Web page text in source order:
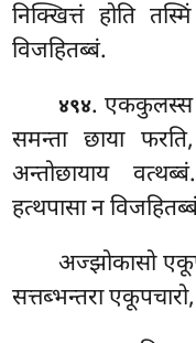
निक्खित्तं होति
विजहितब्बं.
४९४.
समन्ता छाया फरति,
अन्तोछायाय
हत्थपासा न
अज्झोकासो
सत्तब्भन्तरा